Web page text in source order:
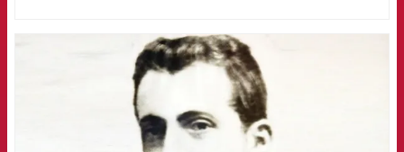
FCB Barcelona badge